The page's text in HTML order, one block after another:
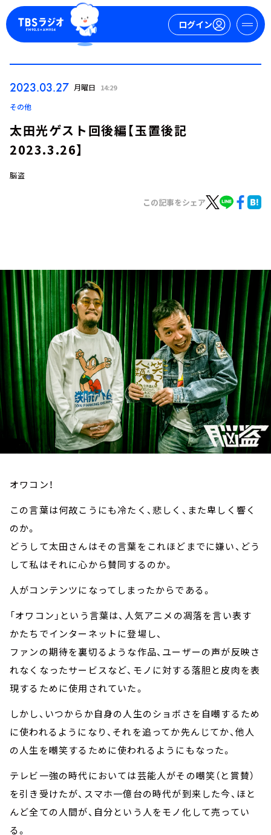
ログイン
お知らせ
イベント・グッズ
YouTube
会社情報
2023.03.27 月曜日 14:29
その他
太田光ゲスト回後編【玉置後記
2023.3.26】
脳盗
この記事をシェア
オワコン！
この言葉は何故こうにも冷たく、悲しく、また卑しく響く
のか。
どうして太田さんはその言葉をこれほどまでに嫌い、どう
して私はそれに心から賛同するのか。
人がコンテンツになってしまったからである。
「オワコン」という言葉は、人気アニメの凋落を言い表す
かたちでインターネットに登場し、
ファンの期待を裏切るような作品、ユーザーの声が反映さ
れなくなったサービスなど、モノに対する落胆と皮肉を表
現するために使用されていた。
しかし、いつからか自身の人生のショボさを自嘲するため
に使われるようになり、それを追ってか先んじてか、他人
の人生を嘲笑するために使われるようにもなった。
テレビ一強の時代においては芸能人がその嘲笑（と賞賛）
を引き受けたが、スマホ一億台の時代が到来した今、ほと
んど全ての人間が、自分という人をモノ化して売ってい
る。